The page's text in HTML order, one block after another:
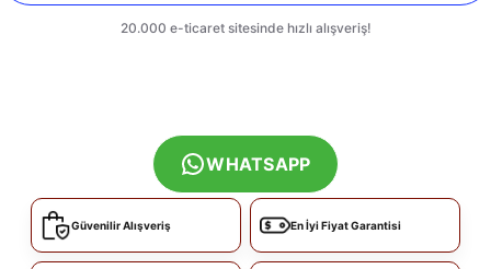
WHATSAPP
Güvenilir Alışveriş En İyi Fiyat Garantisi